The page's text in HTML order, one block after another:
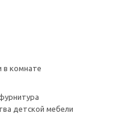
в комнате
детской мебели